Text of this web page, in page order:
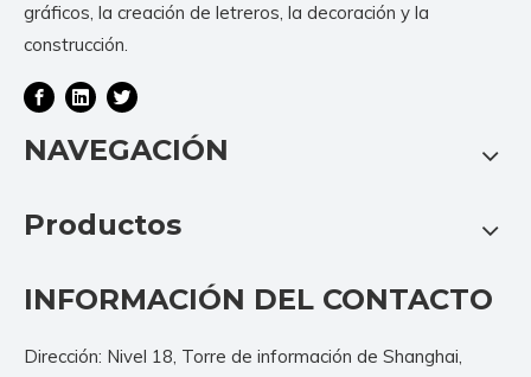
gráficos, la creación de letreros, la decoración y la
construcción.
NAVEGACIÓN
Productos
INFORMACIÓN DEL CONTACTO
Dirección: Nivel 18, Torre de información de Shanghai,